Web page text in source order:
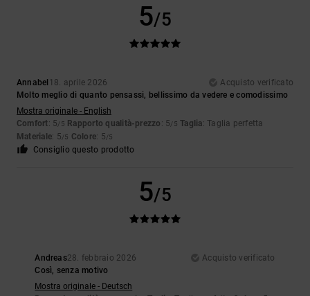
5/5
Annabel 18. aprile 2026
Acquisto verificato
Molto meglio di quanto pensassi, bellissimo da vedere e comodissimo
Mostra originale - English
Comfort: 5/5 Rapporto qualità-prezzo : 5/5 Taglia: Taglia perfetta
Materiale: 5/5 Colore: 5/5
Consiglio questo prodotto
5/5
Andreas28. febbraio 2026
Acquisto verificato
Così, senza motivo
Mostra originale - Deutsch